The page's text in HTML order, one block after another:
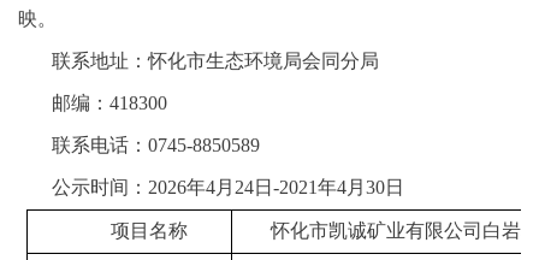
映。
联系地址：怀化市生态环境局会同分局
邮编： 418300
联系电话： 0745-8850589
公示时间： 2026年4月 24日 -2021年4月 30日
项目名称 怀化市凯诚矿业有限公司白岩